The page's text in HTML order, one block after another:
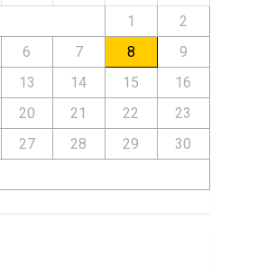
1
2
6 7 8
9
13 14 15
16
20 21 22
23
27 28 29
30